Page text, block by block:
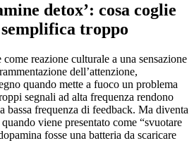
detox’: cosa coglie
semplifica troppo
reazione culturale a una sensazione
dell’attenzione,
quando mette a fuoco un problema
segnali ad alta frequenza rendono
bassa frequenza di feedback. Ma diventa
viene presentato come “svuotare
fosse una batteria da scaricare